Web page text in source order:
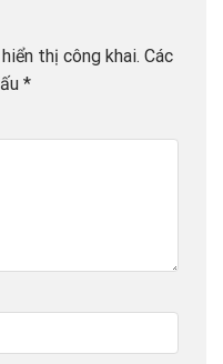
thị công khai. Các
*